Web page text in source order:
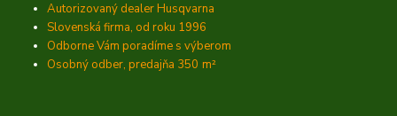
Autorizovaný dealer Husqvarna
Slovenská firma, od roku 1996
Odborne Vám poradíme s výberom
Osobný odber, predajňa 350 m²